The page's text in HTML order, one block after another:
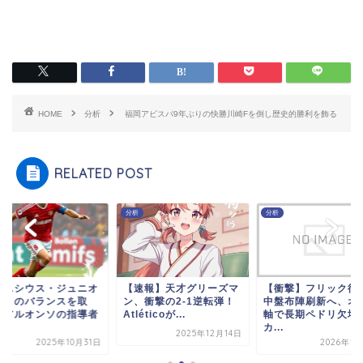
HOME 分析 福岡アビスパ9年ぶりの快勝川崎Fを倒し歴史的勝利を飾る
RELATED POST
ニシウス・ジュニオ
とのバランスを取
アルオンソの指導者
2025年10月31日
分析
【速報】天才グリーズマ
ン、衝撃の2-1逆転弾！
Atléticoが...
2025年12月14日
分析
【衝撃】フリック待
中盤布陣刷新へ、オ
軸で長期ペドリ欠場
カ...
2026年1